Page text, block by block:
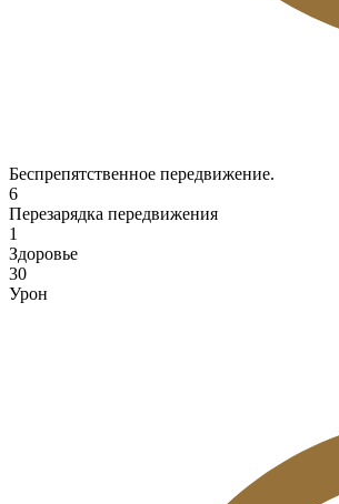
Беспрепятственное передвижение.
6
Перезарядка передвижения
1
Здоровье
30
Урон